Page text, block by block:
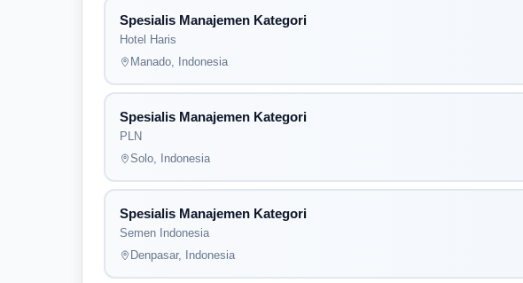
Spesialis Manajemen Kategori
Hotel Haris
Manado, Indonesia
Spesialis Manajemen Kategori
PLN
Solo, Indonesia
Spesialis Manajemen Kategori
Semen Indonesia
Denpasar, Indonesia